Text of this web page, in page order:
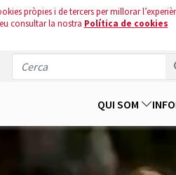
pròpies i de tercers per millorar
consultar la nostra Política de cookies
QUI SOM